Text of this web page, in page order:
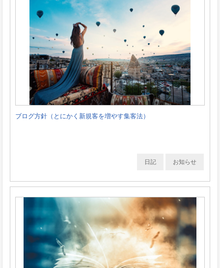
ブログ方針（とにかく新規客を増やす集客法）
お知らせ
日記